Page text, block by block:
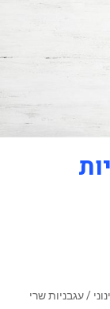
/ עגבניות שרי